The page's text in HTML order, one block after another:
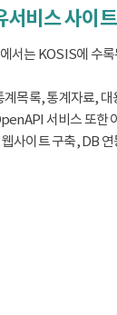
서비스 사이트
서는 KOSIS에 수
목록, 통계자료,
서비스 또한
사이트 구축, DB